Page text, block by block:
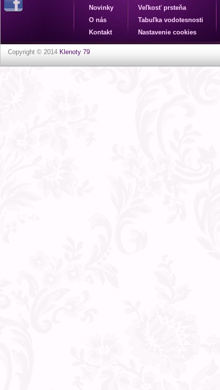
Novinky
O nás
Kontakt
Veľkosť prsteňa
Tabuľka vodotesnosti
Nastavenie cookies
Copyright © 2014 Klenoty 79